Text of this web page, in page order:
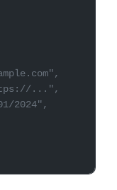
...",
2024",